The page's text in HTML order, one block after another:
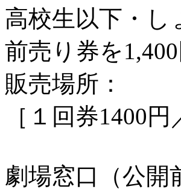
高校生以下・し
前売り券を
販売場所：
［１回券1400
劇場窓口（公